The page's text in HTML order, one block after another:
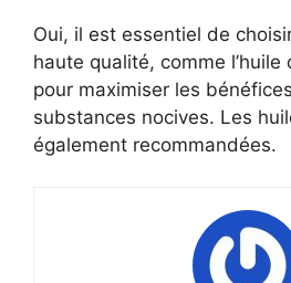
Oui, il est essentiel de
haute qualité, comme l’huile
pour maximiser les
substances nocives. Les
également recommandées.